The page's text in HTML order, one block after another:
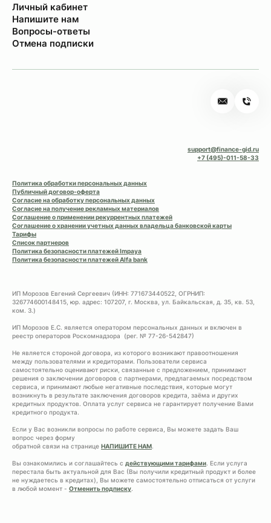
Личный кабинет
Напишите нам
Вопросы-ответы
Отмена подписки
support@finance-gid.ru
+7 (495)-011-58-33
Политика обработки персональных данных
Публичный договор-оферта
Согласие на обработку персональных данных
Согласие на получение рекламных материалов
Соглашение о применении рекуррентных платежей
Соглашение о хранении учетных данных владельца банковской карты
Тарифы
Список партнеров
Политика безопасности платежей Impaya
Политика безопасности платежей Alfa bank
ИП Морозов Евгений Сергеевич (ИНН: 771673440522, ОГРНИП:
326774600148415, юр. адрес: 107207, г. Москва, ул. Байкальская, д. 35, кв. 53,
ком. 3.)
ИП Морозов Е.С. является оператором персональных данных и включен в
реестр операторов Роскомнадзора (рег. № 77-26-542847)
Не является стороной договора, из которого возникают правоотношения
между пользователями и кредиторами. Пользователи сервиса
самостоятельно оценивают риски, связанные с предложением, принимают
решения о заключении договоров с партнерами, предлагаемых посредством
сервиса, и принимают любые негативные последствия, которые могут
возникнуть в результате заключения договоров кредита, заёма и других
кредитных продуктов. Оплата услуг сервиса не гарантирует получение Вами
кредитного продукта.
Если у Вас возникли вопросы по работе сервиса, Вы можете задать Ваш
вопрос через форму
обратной связи на странице НАПИШИТЕ НАМ.
Вы ознакомились и соглашайтесь с действующими тарифами. Если услуга
перестала быть актуальной для Вас (Вы получили кредитный продукт и более
не нуждаетесь в кредитах), Вы можете самостоятельно отписаться от услуги
в любой момент - Отменить подписку.